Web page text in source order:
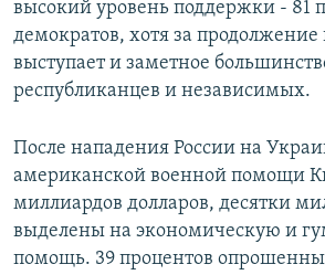
высокий уровень поддержки - 81
демократов, хотя за
выступает и заметное
республиканцев и независимых.
После нападения России на
американской военной помощи
миллиардов долларов, десятки
выделены на экономическую и
помощь. 39 процентов